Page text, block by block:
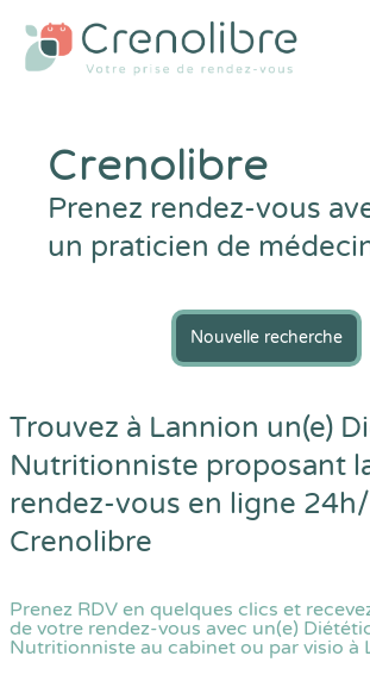
Crenolibre
Prenez rendez-vous
un praticien de
Nouvelle recherche
Trouvez à Lannion un(e)
Nutritionniste proposant
rendez-vous en ligne
Crenolibre
Prenez RDV en quelques clics et
de votre rendez-vous avec un(e)
Nutritionniste au cabinet ou par visio à